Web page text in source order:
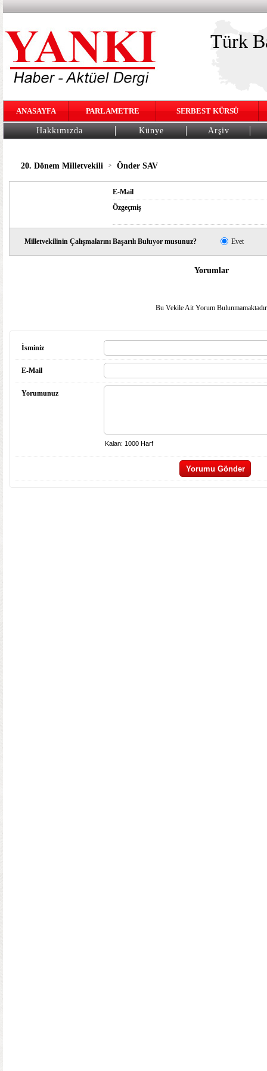
Türk
ANASAYFA PARLAMETRE SERBEST KÜRSÜ
Hakkımızda Künye Arşiv
20. Dönem Milletvekili > Önder SAV
E-Mail
Özgeçmiş
Milletvekilinin Çalışmalarını Başarılı Buluyor musunuz? Evet
Yorumlar
Bu Vekile Ait Yorum
İsminiz
E-Mail
Yorumunuz